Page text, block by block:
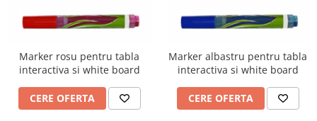
Marker rosu pentru tabla
interactiva si white board
CERE OFERTA
Marker albastru pentru tabla
interactiva si white board
CERE OFERTA